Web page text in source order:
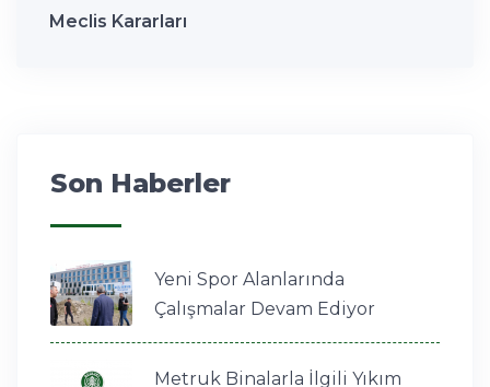
Meclis Kararları
Son Haberler
Yeni Spor Alanlarında
Çalışmalar Devam Ediyor
Metruk Binalarla İlgili Yıkım